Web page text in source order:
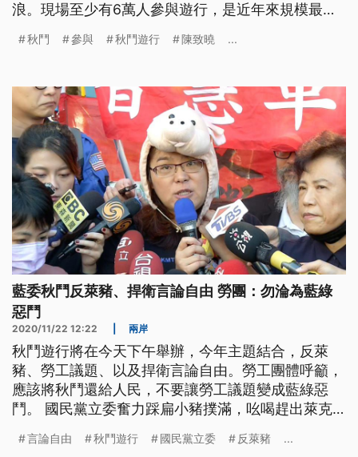
浪。現場至少有6萬人參與遊行，是近年來規模最大
度代表字是「毒」，指2020新冠疫情衝擊下，台灣
他也指出，爐渣、空汙、廢棄物問題蔓延中南部，毒
害台灣環境。 消費者文教基
秋鬥 參與 秋鬥遊行 陳致曉 ...
藍委秋鬥反萊豬、捍衛言論自由 勞團：勿淪為藍綠
惡鬥
2020/11/22 12:22 兩岸
秋鬥遊行將在今天下午舉辦，今年主題結合，反萊
豬、勞工議題、以及捍衛言論自由。勞工團體呼籲，
應該將秋鬥還給人民，不要讓勞工議題變成藍綠惡
鬥。 國民黨立委奮力踩扁小豬撲滿，吆喝趕出萊克
登場的秋鬥遊行，今年議題特別多元。遊行隊伍有三
言論自由 秋鬥遊行 國民黨立委 反萊豬 ...